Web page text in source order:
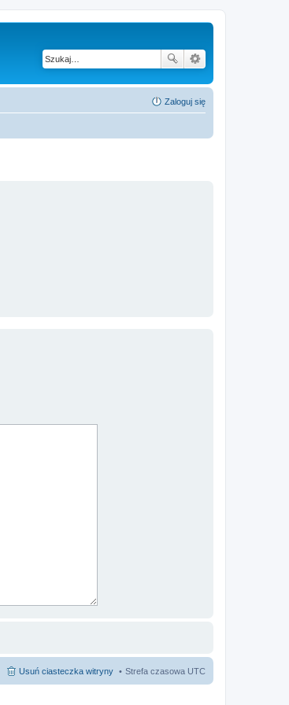
Zaloguj się
Strefa czasowa UTC
Usuń ciasteczka witryny